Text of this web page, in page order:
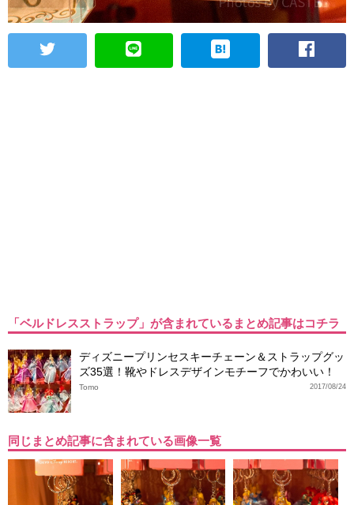
「ベルドレスストラップ」が含まれているまとめ記事はコチラ
ディズニープリンセスキーチェーン＆ストラップグッ
ズ35選！靴やドレスデザインモチーフでかわいい！
2017/08/24
Tomo
同じまとめ記事に含まれている画像一覧